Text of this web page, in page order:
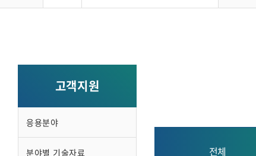
고객지원
응용분야
분야별 기술자료 전체